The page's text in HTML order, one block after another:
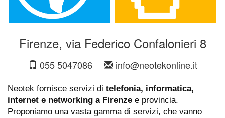
Firenze, via Federico Confalonieri 8
055 5047086 info@neotekonline.it
Neotek fornisce servizi di telefonia, informatica,
internet e networking a Firenze e provincia.
Proponiamo una vasta gamma di servizi, che vanno